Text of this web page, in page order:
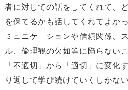
者に対しての話をしてくれて、
を保てるかも話してくれてよか
ミュニケーションや信頼関係、
ル、倫理観の欠如等に陥らない
「不適切」から「適切」に変化
り返して学び続けていくしかな